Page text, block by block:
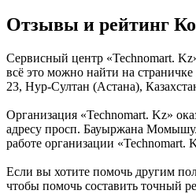
Отзывы и рейтинг
Сервисный центр «Technomart.
всё это можно найти на
23, Нур-Султан (Астана),
Организация «Technomart. Kz»
адресу просп. Бауыржана
работе организации
Если вы хотите помочь другим
чтобы помочь составить точный